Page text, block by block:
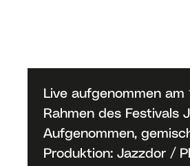
Live aufgenommen am
Rahmen des Festivals
Aufgenommen,
Produktion: Jazzdor /